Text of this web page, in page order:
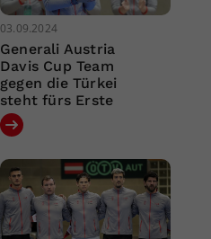
03.09.2024
Generali Austria
Davis Cup Team
gegen die Türkei
steht fürs Erste